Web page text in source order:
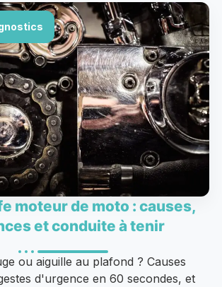
moteur de moto : causes,
et conduite à tenir
ou aiguille au plafond ? Causes
d'urgence en 60 secondes, et